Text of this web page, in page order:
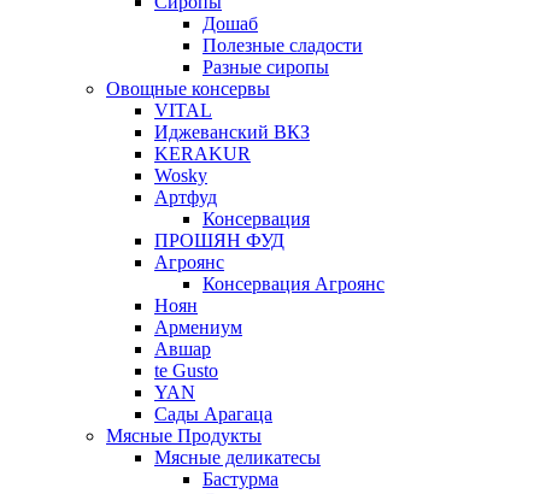
Дошаб
Полезные сладости
Разные сиропы
Овощные консервы
VITAL
Иджеванский ВКЗ
KERAKUR
Wosky
Артфуд
Консервация
ПРОШЯН ФУД
Агроянс
Консервация Агроянс
Ноян
Армениум
Авшар
te Gusto
YAN
Сады Арагаца
Мясные Продукты
Мясные деликатесы
Бастурма